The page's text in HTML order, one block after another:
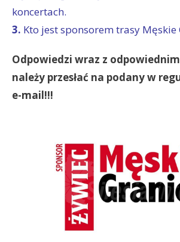
koncertach.
3. Kto jest sponsorem trasy Męskie
Odpowiedzi wraz z
należy przesłać na podany w
e-mail!!!